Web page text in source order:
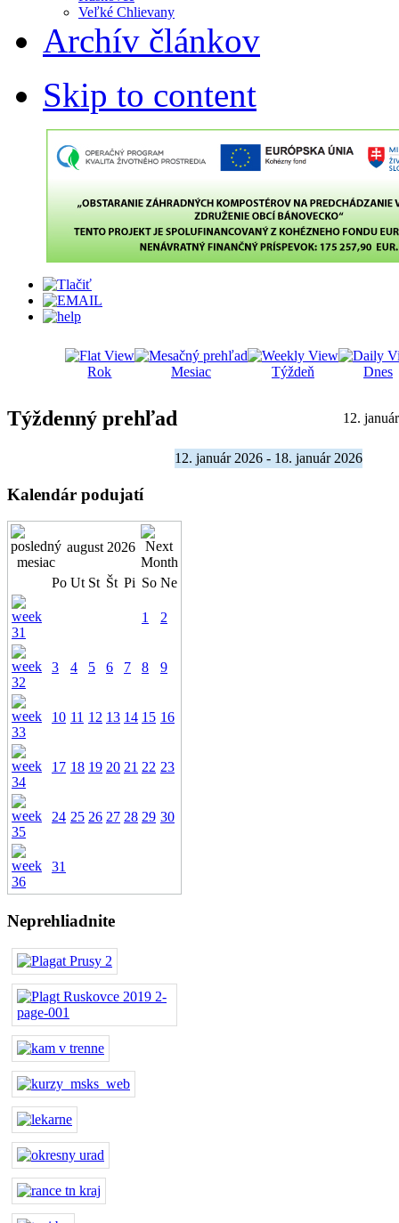
Veľké Chlievany
Archív článkov
Skip to content
Rok Mesiac Týždeň Dnes
Týždenný prehľad 12.
12. január 2026 - 18. január 2026
Kalendár podujatí
august 2026
Po Ut St Št Pi So Ne
1 2
3 4 5 6 7 8 9
10 11 12 13 14 15 16
17 18 19 20 21 22 23
24 25 26 27 28 29 30
31
Neprehliadnite